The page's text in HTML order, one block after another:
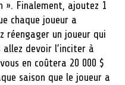
». Finalement, ajoutez 1
chaque joueur a
réengager un joueur qui
devoir l’inciter à
en coûtera 20 000 $
saison que le joueur a